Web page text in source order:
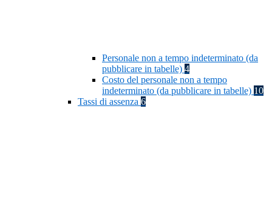
Personale non a tempo indeterminato (da
pubblicare in tabelle) 4
Costo del personale non a tempo
indeterminato (da pubblicare in tabelle) 10
Tassi di assenza 6